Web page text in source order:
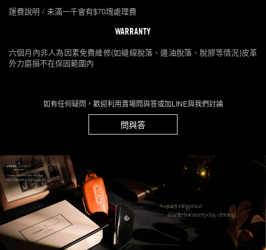
運費說明 / 未滿一千會有$70塊處理費
WARRANTY
六個月內非人為因素免費維修(如縫線脫落、邊油脫落、脫膠等情況)皮革
外力磨損不在保固範圍內
如有任何疑問，歡迎利用賣場問與答或加LINE與我們討論
問與答